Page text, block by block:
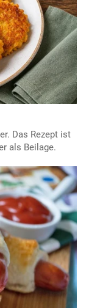
Das Rezept ist
als Beilage.